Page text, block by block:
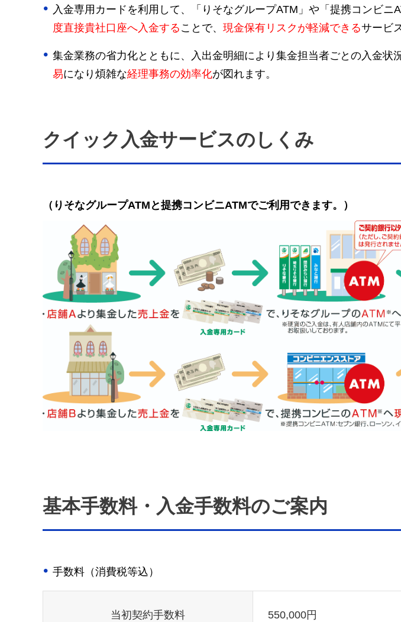
入金専用カードを利用して、「りそなグループATM」や「提携コンビニ
度直接貴社口座へ入金する ことで、 現金保有リスクが軽減できるサービ
集金業務の省力化とともに、入出金明細により集金担当者ごとの入金状
易になり煩雑な経理事務の効率化が図れます。
クイック入金サービスのしくみ
（りそなグループATMと提携コンビニATMでご利用できます。）
基本手数料・入金手数料のご案内
手数料（消費税等込）
当初契約手数料 550,000円